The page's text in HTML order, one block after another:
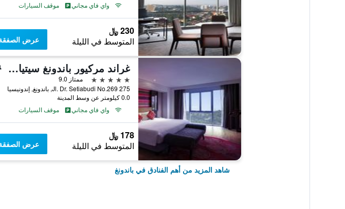
واي فاي مجاني
موقف السيارات
230 ﷼
المتوسط في الليلة عرض
غراند مركيور باندونغ سيتيابودي
5 نجوم
ممتاز 9.0
Jl. Dr. Setiabudi No.269 275, باندونغ, إندونيسيا
0.0 كيلومتر عن وسط المدينة
واي فاي مجاني
موقف السيارات
178 ﷼
المتوسط في الليلة عرض
شاهد المزيد من أهم الفنادق في باندونغ